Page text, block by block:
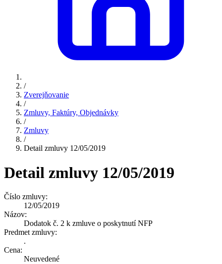
/
Zverejňovanie
/
Zmluvy, Faktúry, Objednávky
/
Zmluvy
/
Detail zmluvy 12/05/2019
Detail zmluvy 12/05/2019
Číslo zmluvy:
12/05/2019
Názov:
Dodatok č. 2 k zmluve o poskytnutí NFP
Predmet zmluvy:
.
Cena:
Neuvedené